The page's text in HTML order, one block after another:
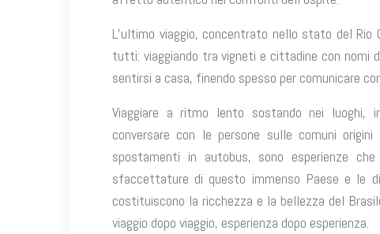
L’ultimo viaggio, concentrato nello stato del
tutti: viaggiando tra vigneti e cittadine con nomi
sentirsi a casa, finendo spesso per comunicare
Viaggiare a ritmo lento sostando nei luoghi,
conversare con le persone sulle comuni
spostamenti in autobus, sono esperienze
sfaccettature di questo immenso Paese e le
costituiscono la ricchezza e la bellezza del
viaggio dopo viaggio, esperienza dopo esperienza.